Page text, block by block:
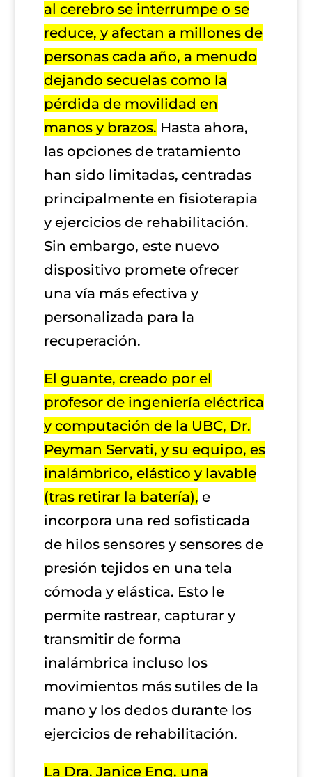
al cerebro se interrumpe o se
reduce, y afectan a millones de
personas cada año, a menudo
dejando secuelas como la
pérdida de movilidad en
manos y brazos. Hasta ahora,
las opciones de tratamiento
han sido limitadas, centradas
principalmente en fisioterapia
y ejercicios de rehabilitación.
Sin embargo, este nuevo
dispositivo promete ofrecer
una vía más efectiva y
personalizada para la
recuperación.
El guante, creado por el
profesor de ingeniería eléctrica
y computación de la UBC, Dr.
Peyman Servati, y su equipo, es
inalámbrico, elástico y lavable
(tras retirar la batería), e
incorpora una red sofisticada
de hilos sensores y sensores de
presión tejidos en una tela
cómoda y elástica. Esto le
permite rastrear, capturar y
transmitir de forma
inalámbrica incluso los
movimientos más sutiles de la
mano y los dedos durante los
ejercicios de rehabilitación.
La Dra. Janice Eng, una